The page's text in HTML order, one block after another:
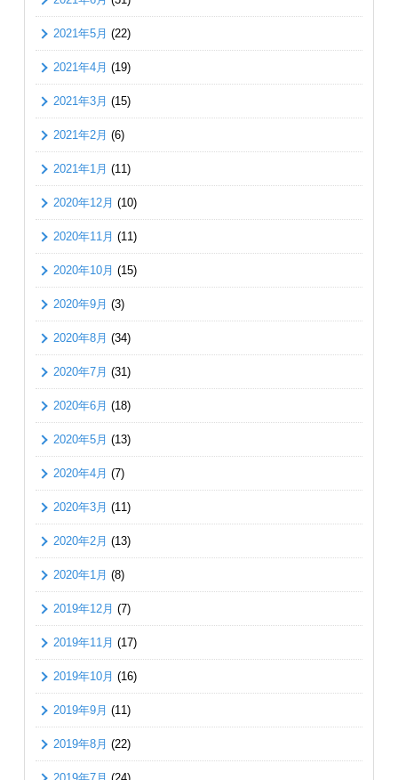
2021年5月 (22)
2021年4月 (19)
2021年3月 (15)
2021年2月 (6)
2021年1月 (11)
2020年12月 (10)
2020年11月 (11)
2020年10月 (15)
2020年9月 (3)
2020年8月 (34)
2020年7月 (31)
2020年6月 (18)
2020年5月 (13)
2020年4月 (7)
2020年3月 (11)
2020年2月 (13)
2020年1月 (8)
2019年12月 (7)
2019年11月 (17)
2019年10月 (16)
2019年9月 (11)
2019年8月 (22)